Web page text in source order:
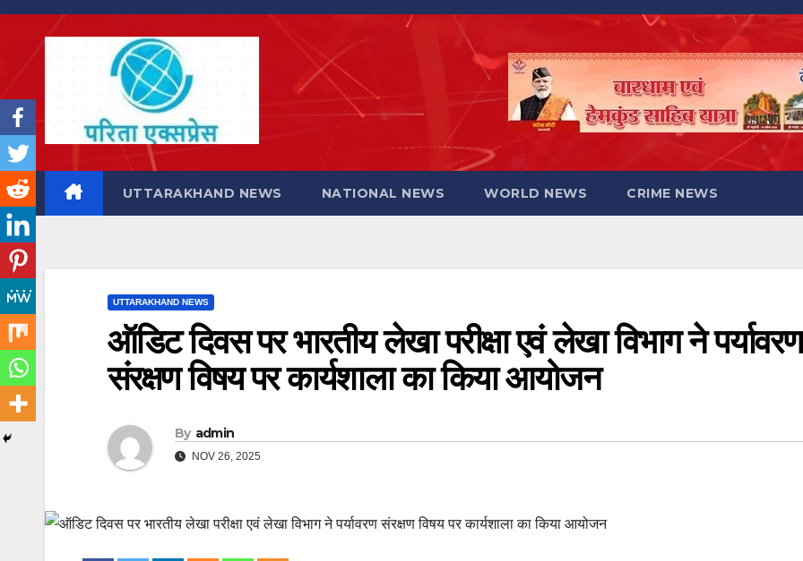
Skip
UTTARAKHAND NEWS NATIONAL NEWS WORLD NEWS CRIME NEWS
UTTARAKHAND NEWS
ऑडिट दिवस पर भारतीय लेखा परीक्षा एवं लेखा विभाग ने पर्यावरण
संरक्षण विषय पर कार्यशाला का किया आयोजन
By admin
NOV 26, 2025